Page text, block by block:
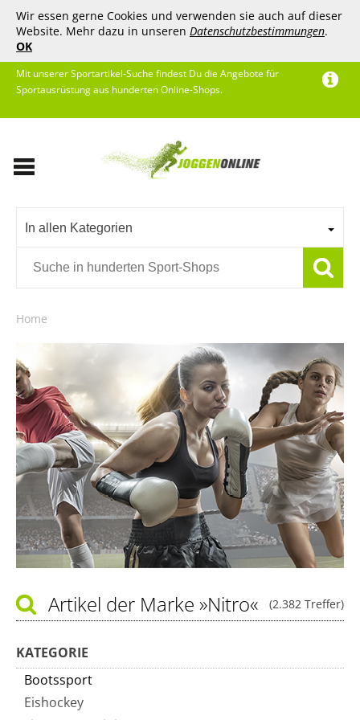
Wir essen gerne Cookies und verwenden sie auch auf dieser
Website. Mehr dazu in unseren Datenschutzbestimmungen.
OK
Mit unserer Sportartikel-Suche findest Du die Angebote für
Sportausrüstung aus hunderten Online-Shops.
In allen Kategorien
Home
(2.382 Treffer)
Artikel der Marke »Nitro«
KATEGORIE
Bootssport
Eishockey